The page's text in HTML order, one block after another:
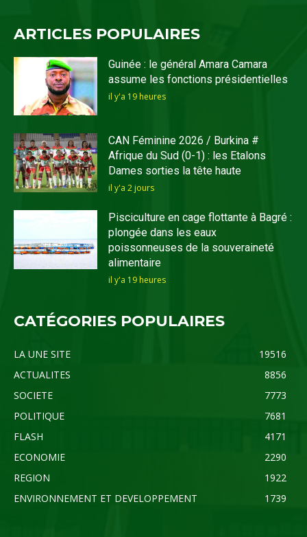
ARTICLES POPULAIRES
Guinée : le général Amara Camara
assume les fonctions présidentielles
il y'a 19 heures
CAN Féminine 2026 / Burkina #
Afrique du Sud (0-1) : les Etalons
Dames sorties la tête haute
il y'a 2 jours
Pisciculture en cage flottante à Bagré :
plongée dans les eaux
poissonneuses de la souveraineté
alimentaire
il y'a 19 heures
CATÉGORIES POPULAIRES
LA UNE SITE
19516
ACTUALITES
8856
SOCIETE
7773
POLITIQUE
7681
FLASH
4171
ECONOMIE
2290
REGION
1922
ENVIRONNEMENT ET DEVELOPPEMENT
1739